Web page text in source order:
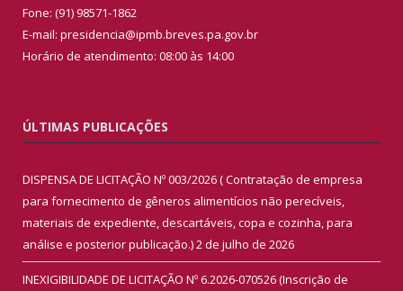
Fone: (91) 98571-1862
E-mail: presidencia@ipmb.breves.pa.gov.br
Horário de atendimento: 08:00 às 14:00
ÚLTIMAS PUBLICAÇÕES
DISPENSA DE LICITAÇÃO Nº 003/2026 ( Contratação de empresa
para fornecimento de gêneros alimentícios não perecíveis,
materiais de expediente, descartáveis, copa e cozinha, para
análise e posterior publicação.)2 de julho de 2026
INEXIGIBILIDADE DE LICITAÇÃO Nº 6.2026-070526 (Inscrição de